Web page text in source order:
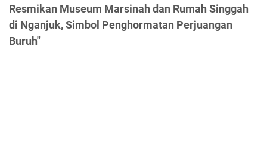
Resmikan Museum Marsinah dan Rumah Singgah
di Nganjuk, Simbol Penghormatan Perjuangan
Buruh"